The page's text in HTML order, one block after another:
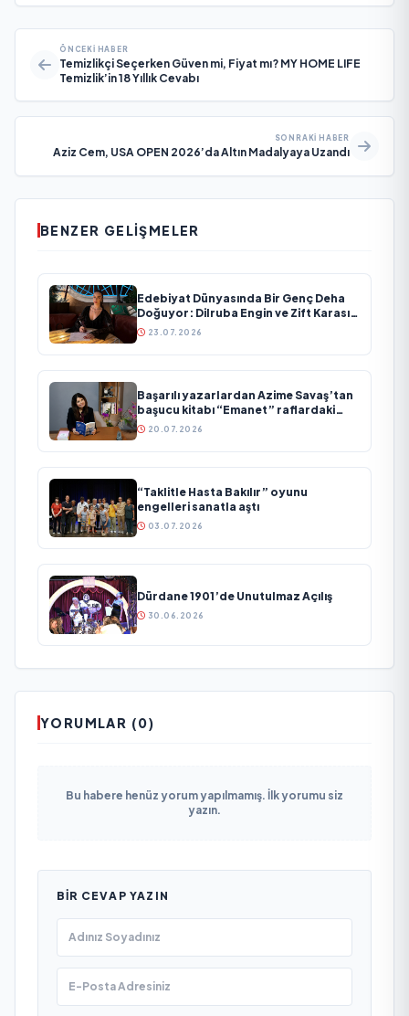
ÖNCEKI HABER
Temizlikçi Seçerken Güven mi, Fiyat mı? MY HOME LIFE
Temizlik’in 18 Yıllık Cevabı
SONRAKI HABER
Aziz Cem, USA OPEN 2026’da Altın Madalyaya Uzandı
BENZER GELIŞMELER
Edebiyat Dünyasında Bir Genç Deha
Doğuyor: Dilruba Engin ve Zift Karası
Evreni ‘AVENOİR’
23.07.2026
Başarılı yazarlardan Azime Savaş’tan
başucu kitabı “Emanet” raflardaki
yerini aldı
20.07.2026
“Taklitle Hasta Bakılır” oyunu
engelleri sanatla aştı
03.07.2026
Dürdane 1901’de Unutulmaz Açılış
30.06.2026
YORUMLAR (0)
Bu habere henüz yorum yapılmamış. İlk yorumu siz
yazın.
BIR CEVAP YAZIN